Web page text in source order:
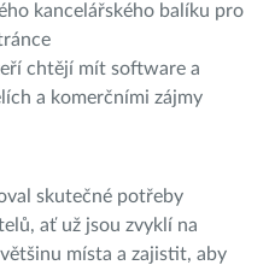
kancelářského balíku pro
chtějí mít software a
a komerčními zájmy
skutečné potřeby
ať už jsou zvyklí na
místa a zajistit, aby